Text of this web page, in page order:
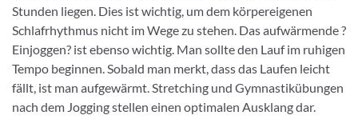
Stunden liegen. Dies ist wichtig, um dem körpereigenen
Schlafrhythmus nicht im Wege zu stehen. Das aufwärmende ?
Einjoggen? ist ebenso wichtig. Man sollte den Lauf im ruhigen
Tempo beginnen. Sobald man merkt, dass das Laufen leicht
fällt, ist man aufgewärmt. Stretching und Gymnastikübungen
nach dem Jogging stellen einen optimalen Ausklang dar.